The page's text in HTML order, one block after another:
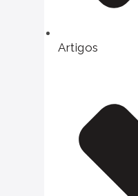
Artigos